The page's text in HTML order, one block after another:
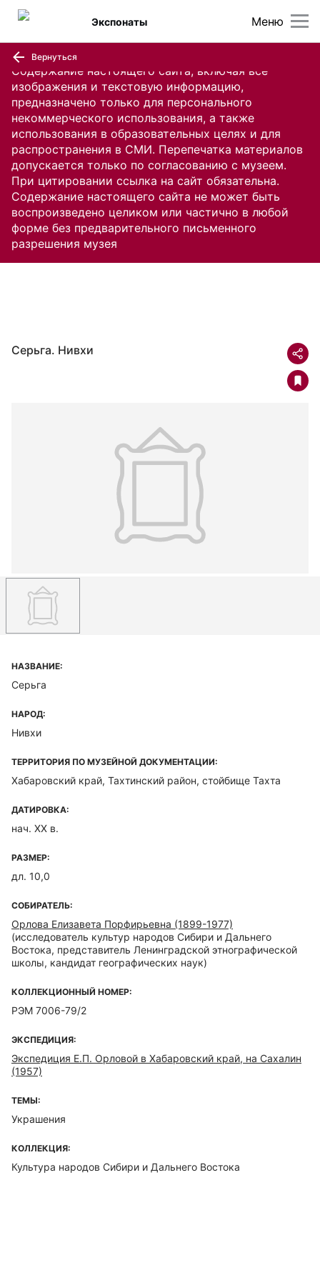
Содержание настоящего сайта, включая все
изображения и текстовую информацию,
предназначено только для персонального
некоммерческого использования, а также
использования в образовательных целях и для
распространения в СМИ. Перепечатка материалов
допускается только по согласованию с музеем.
При цитировании ссылка на сайт обязательна.
Содержание настоящего сайта не может быть
воспроизведено целиком или частично в любой
форме без предварительного письменного
разрешения музея
Меню
Экспонаты
Вернуться
Серьга. Нивхи
НАЗВАНИЕ:
Серьга
НАРОД:
Нивхи
ТЕРРИТОРИЯ ПО МУЗЕЙНОЙ ДОКУМЕНТАЦИИ:
Хабаровский край, Тахтинский район, стойбище Тахта
ДАТИРОВКА:
нач. ХХ в.
РАЗМЕР:
дл. 10,0
СОБИРАТЕЛЬ:
Орлова Елизавета Порфирьевна (1899-1977)
(исследователь культур народов Сибири и Дальнего
Востока, представитель Ленинградской этнографической
школы, кандидат географических наук)
КОЛЛЕКЦИОННЫЙ НОМЕР:
РЭМ 7006-79/2
ЭКСПЕДИЦИЯ:
Экспедиция Е.П. Орловой в Хабаровский край, на Сахалин
(1957)
ТЕМЫ:
Украшения
КОЛЛЕКЦИЯ:
Культура народов Сибири и Дальнего Востока